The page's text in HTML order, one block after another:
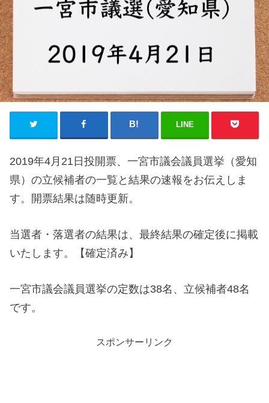
LINE
2019年4月21日投開票、一宮市議会議員選挙（愛知
県）の立候補者の一覧と結果の速報をお伝えしま
す。開票結果は随時更新。
当選者・落選者の結果は、最終結果の確定後に掲載
いたします。【確定済み】
一宮市議会議員選挙の定数は38名、立候補者48名
です。
スポンサーリンク